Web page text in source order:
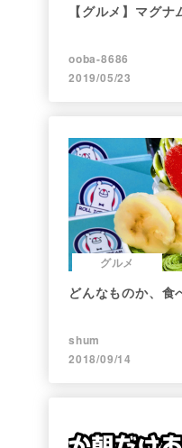
【グルメ】マグナ
ooba-8686
2019/05/23
グルメ
どんなものか、食
shum
2018/09/14